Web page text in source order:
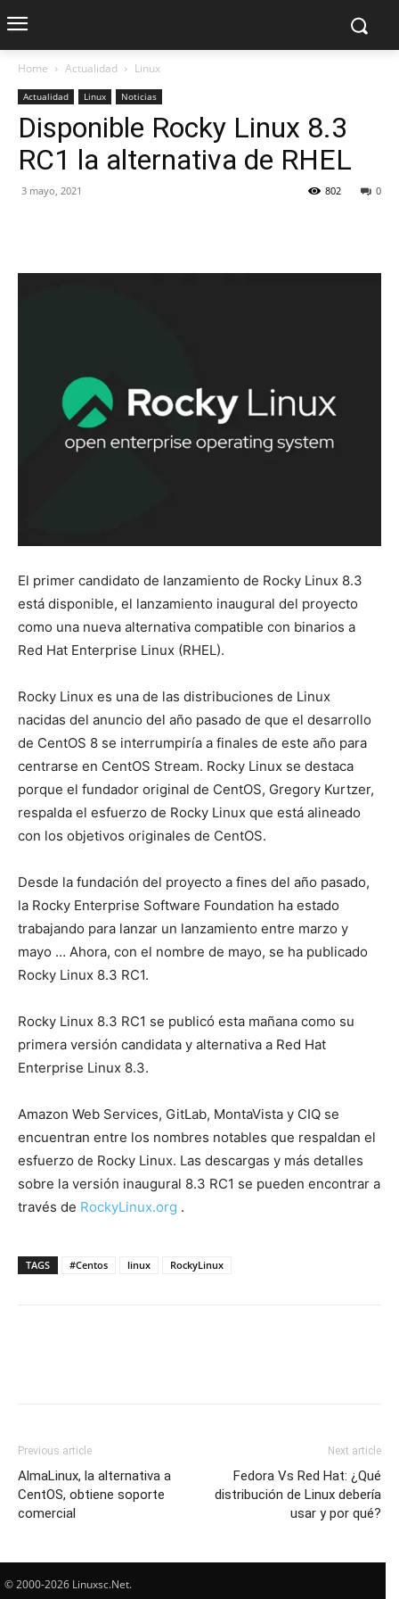
Home Actualidad Linux
Actualidad Linux Noticias
Disponible Rocky Linux 8.3
RC1 la alternativa de RHEL
3 mayo, 2021 0
802
El primer candidato de lanzamiento de Rocky Linux 8.3
está disponible, el lanzamiento inaugural del proyecto
como una nueva alternativa compatible con binarios a
Red Hat Enterprise Linux (RHEL).
Rocky Linux es una de las distribuciones de Linux
nacidas del anuncio del año pasado de que el desarrollo
de CentOS 8 se interrumpiría a finales de este año para
centrarse en CentOS Stream. Rocky Linux se destaca
porque el fundador original de CentOS, Gregory Kurtzer,
respalda el esfuerzo de Rocky Linux que está alineado
con los objetivos originales de CentOS.
Desde la fundación del proyecto a fines del año pasado,
la Rocky Enterprise Software Foundation ha estado
trabajando para lanzar un lanzamiento entre marzo y
mayo … Ahora, con el nombre de mayo, se ha publicado
Rocky Linux 8.3 RC1.
Rocky Linux 8.3 RC1 se publicó esta mañana como su
primera versión candidata y alternativa a Red Hat
Enterprise Linux 8.3.
Amazon Web Services, GitLab, MontaVista y CIQ se
encuentran entre los nombres notables que respaldan el
esfuerzo de Rocky Linux. Las descargas y más detalles
sobre la versión inaugural 8.3 RC1 se pueden encontrar a
través de RockyLinux.org .
TAGS #Centos linux RockyLinux
Previous article
AlmaLinux, la alternativa a
CentOS, obtiene soporte
comercial
Next article
Fedora Vs Red Hat: ¿Qué
distribución de Linux debería
usar y por qué?
© 2000-2026 Linuxsc.Net.